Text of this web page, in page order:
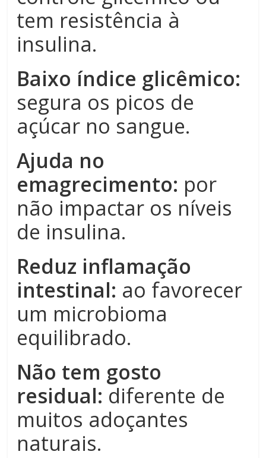
tem resistência à
insulina.
Baixo índice glicêmico:
segura os picos de
açúcar no sangue.
Ajuda no
emagrecimento: por
não impactar os níveis
de insulina.
Reduz inflamação
intestinal: ao favorecer
um microbioma
equilibrado.
Não tem gosto
residual: diferente de
muitos adoçantes
naturais.